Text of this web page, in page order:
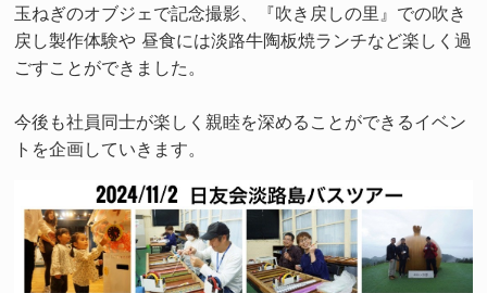
玉ねぎのオブジェで記念撮影、『吹き戻しの里』での吹き
戻し製作体験や 昼食には淡路牛陶板焼ランチなど楽しく過
ごすことができました。
今後も社員同士が楽しく親睦を深めることができるイベン
トを企画していきます。